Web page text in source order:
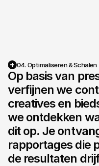
04. Optimaliseren & Schalen
Op basis van
verfijnen we
creatives en
we ontdekken
dit op. Je
rapportages die
de resultaten